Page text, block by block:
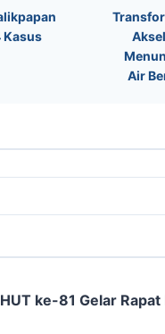
Kasus
Air
ke-81 Gelar